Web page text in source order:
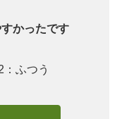
かったです
：ふつう